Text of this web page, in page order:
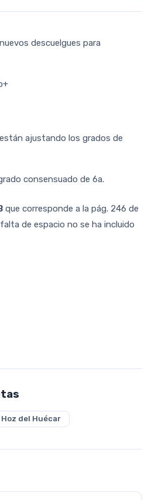
descuelgues para
ajustando los grados de
consensuado de 6a.
que corresponde a la pág. 246 de
de espacio no se ha incluido
Hoz del Huécar